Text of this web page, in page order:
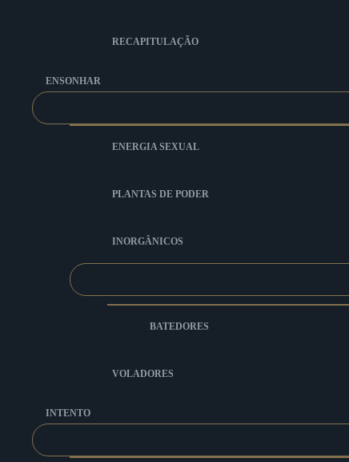
RECAPITULAÇÃO
ENSONHAR
ENERGIA SEXUAL
PLANTAS DE PODER
INORGÂNICOS
BATEDORES
VOLADORES
INTENTO